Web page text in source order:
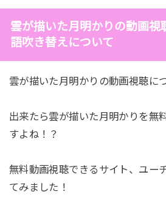
雲が描いた月明かりの動画
語吹き替えについて
雲が描いた月明かりの動画視聴に
出来たら雲が描いた月明かりを無
すよね！？
無料動画視聴できるサイト、ユー
てみました！